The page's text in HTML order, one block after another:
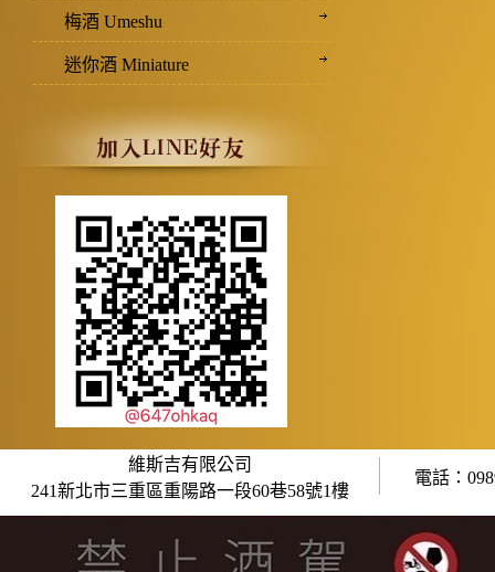
梅酒 Umeshu
迷你酒 Miniature
維斯吉有限公司
241新北市三重區重陽路一段60巷58號1樓
電話：